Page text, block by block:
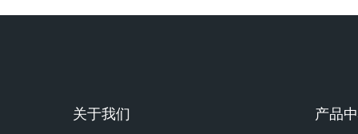
关于我们 产品